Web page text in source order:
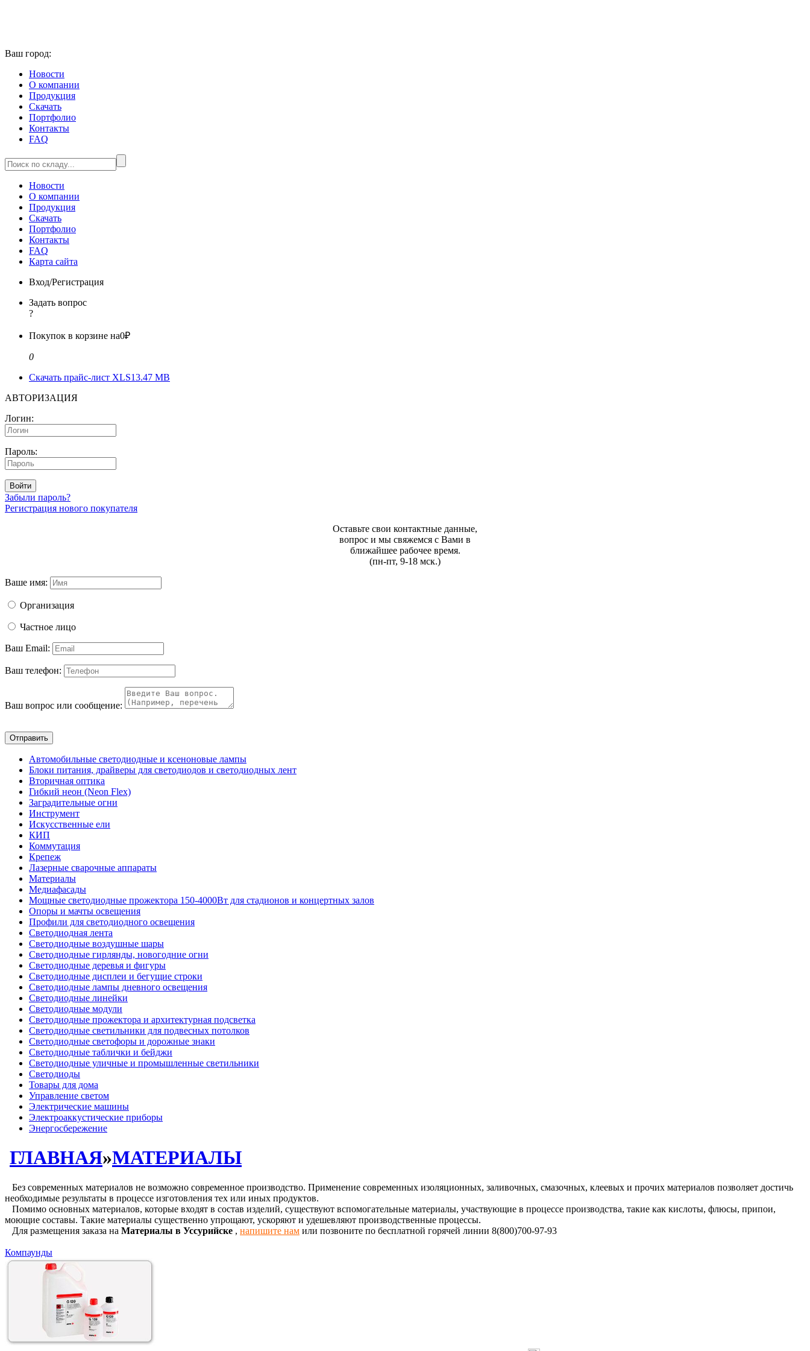
Ваш город:
Новости
О компании
Продукция
Скачать
Портфолио
Контакты
FAQ
Новости
О компании
Продукция
Скачать
Портфолио
Контакты
FAQ
Карта сайта
Вход/Регистрация
Задать вопрос
?
Покупок в корзине на0₽
0
Скачать прайс-лист XLS13.47 MB
АВТОРИЗАЦИЯ
Логин:
Пароль:
Войти
Забыли пароль?
Регистрация нового покупателя
Оставьте свои контактные данные,
вопрос и мы свяжемся с Вами в
ближайшее рабочее время.
(пн-пт, 9-18 мск.)
Ваше имя:
Организация
Частное лицо
Ваш Email:
Ваш телефон:
Ваш вопрос или сообщение:
Отправить
Автомобильные светодиодные и ксеноновые лампы
Блоки питания, драйверы для светодиодов и светодиодных лент
Вторичная оптика
Гибкий неон (Neon Flex)
Заградительные огни
Инструмент
Искусственные ели
КИП
Коммутация
Крепеж
Лазерные сварочные аппараты
Материалы
Медиафасады
Мощные светодиодные прожектора 150-4000Вт для стадионов и концертных залов
Опоры и мачты освещения
Профили для светодиодного освещения
Светодиодная лента
Светодиодные воздушные шары
Светодиодные гирлянды, новогодние огни
Светодиодные деревья и фигуры
Светодиодные дисплеи и бегущие строки
Светодиодные лампы дневного освещения
Светодиодные линейки
Светодиодные модули
Светодиодные прожектора и архитектурная подсветка
Светодиодные светильники для подвесных потолков
Светодиодные светофоры и дорожные знаки
Светодиодные таблички и бейджи
Светодиодные уличные и промышленные светильники
Светодиоды
Товары для дома
Управление светом
Электрические машины
Электроаккустические приборы
Энергосбережение
ГЛАВНАЯ»МАТЕРИАЛЫ
Без современных материалов не возможно современное производство. Применение современных изоляционных, заливочных, смазочных, клеевых и прочих материалов позволяет достичь
необходимые результаты в процессе изготовления тех или иных продуктов.
Помимо основных материалов, которые входят в состав изделий, существуют вспомогательные материалы, участвующие в процессе производства, такие как кислоты, флюсы, припои,
моющие составы. Такие материалы существенно упрощают, ускоряют и удешевляют производственные процессы.
Для размещения заказа на Материалы в Уссурийске , напишите нам или позвоните по бесплатной горячей линии 8(800)700-97-93
Компаунды